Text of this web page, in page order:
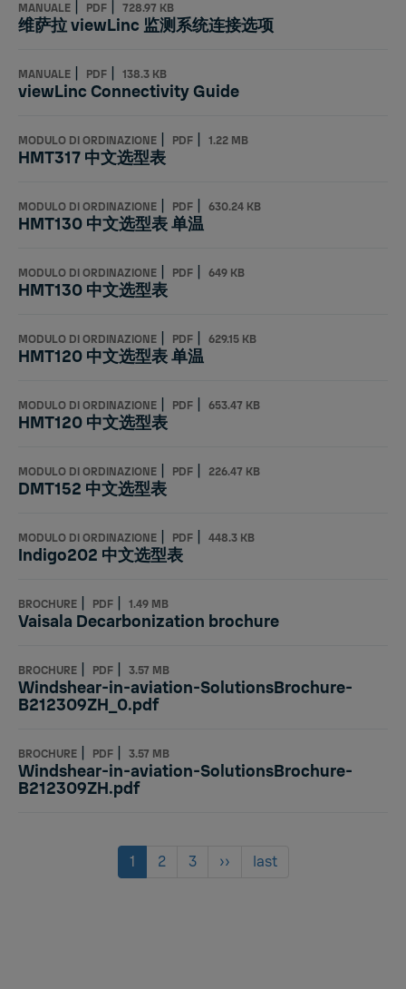
MANUALE PDF 728.97 KB
维萨拉 viewLinc 监测系统连接选项
MANUALE PDF 138.3 KB
viewLinc Connectivity Guide
MODULO DI ORDINAZIONE PDF 1.22 MB
HMT317 中文选型表
MODULO DI ORDINAZIONE PDF 630.24 KB
HMT130 中文选型表 单温
MODULO DI ORDINAZIONE PDF 649 KB
HMT130 中文选型表
MODULO DI ORDINAZIONE PDF 629.15 KB
HMT120 中文选型表 单温
MODULO DI ORDINAZIONE PDF 653.47 KB
HMT120 中文选型表
MODULO DI ORDINAZIONE PDF 226.47 KB
DMT152 中文选型表
MODULO DI ORDINAZIONE PDF 448.3 KB
Indigo202 中文选型表
BROCHURE PDF 1.49 MB
Vaisala Decarbonization brochure
BROCHURE PDF 3.57 MB
Windshear-in-aviation-SolutionsBrochure-
B212309ZH_0.pdf
BROCHURE PDF 3.57 MB
Windshear-in-aviation-SolutionsBrochure-
B212309ZH.pdf
Current
page
1 Page
2 Page
3
Next
››
Last
last